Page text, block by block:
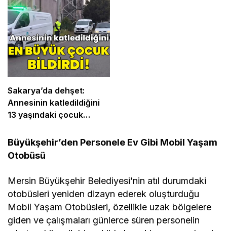
Sakarya’da dehşet:
Annesinin katledildiğini
13 yaşındaki çocuk
Büyükşehir’den Personele Ev Gibi Mobil Yaşam
Otobüsü
Mersin Büyükşehir Belediyesi’nin atıl durumdaki
otobüsleri yeniden dizayn ederek oluşturduğu
Mobil Yaşam Otobüsleri, özellikle uzak bölgelere
giden ve çalışmaları günlerce süren personelin